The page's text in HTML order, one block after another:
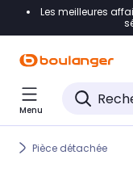
Accéder
Accéder
Accéder
Les meilleures
Menu
Pièce détachée